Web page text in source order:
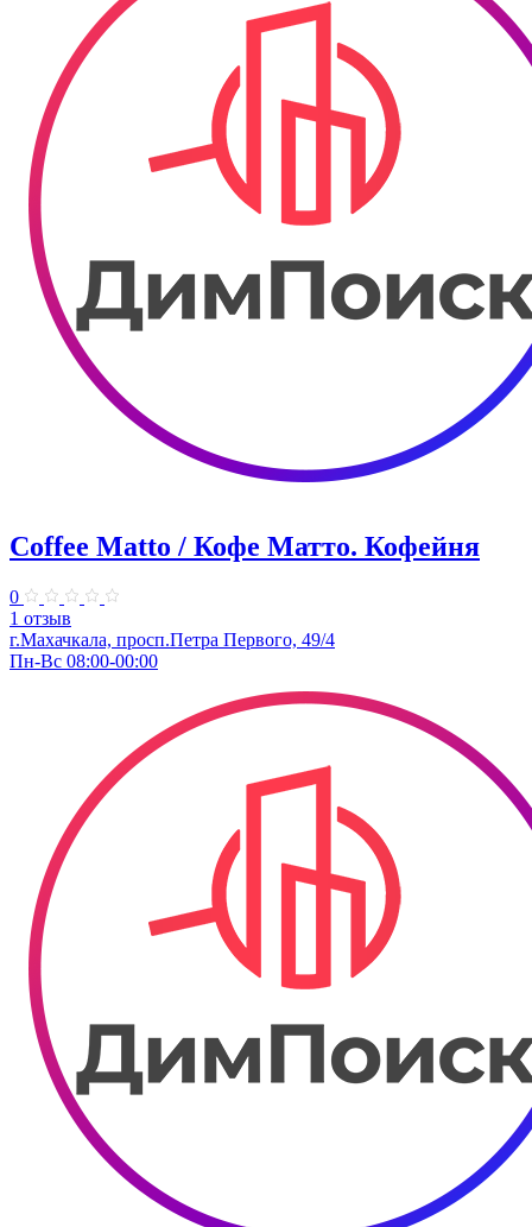
Coffee Matto / Кофе Матто. Кофейня
0
1 отзыв
г.Махачкала, ​просп.Петра Первого, 49/4
Пн-Вс 08:00-00:00